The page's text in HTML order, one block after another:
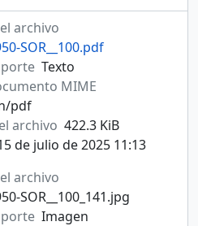
archivo
SOR__100.pdf
Texto
MIME
pdf
archivo 422.3 KiB
de julio de 2025 11:13
archivo
SOR__100_141.jpg
Imagen